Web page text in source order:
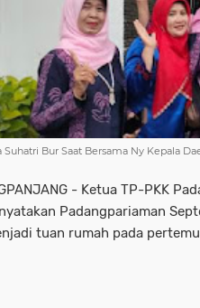
Suhatri Bur Saat Bersama Ny Kepala
- Ketua TP-PKK
Padangpariaman
tuan rumah pada